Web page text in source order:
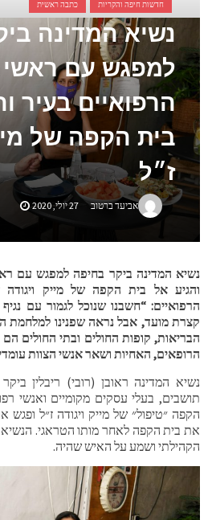
אביזרים ומתנות לגבר
אשפוז פסיכיאטרי ביתי: הגישה הדיסקרטית
חדשות חיפה והקריות כתבה ראשית
נשיא המדינה
למפגש עם ראשי
הרפואיים בעיר
בית הקפה של
ז״ל
אביעד ברטוב 27 יולי, 2020
נשיא המדינה ביקר בחיפה למפגש עם
והגיע אל בית הקפה של מייק ויגודה
הרפואיים: “חשבנו שנוכל לגמור עם
קצרת מועד, אבל נראה שפנינו למלחמת
הבריאות, קופות החולים ובתי החולים
הרופאים, האחיות ושאר אנשי הצוות
נשיא המדינה ראובן (רובי) ריבלין
תושבים, בעלי עסקים מקומיים ואנשי
הקפה ״טיפול״ של מייק ויגודה ז״ל
את בית הקפה לאחר מותו הטראגי.
הקהילתי ושמע על האיש שהיה.